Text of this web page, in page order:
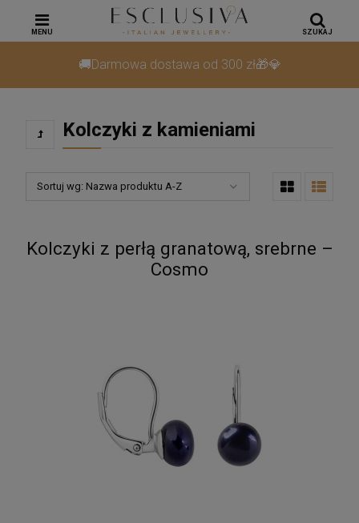
🚚Darmowa dostawa od 300 zł🎁💎
MENU SZUKAJ
Kolczyki z kamieniami
Sortuj wg: Nazwa produktu A-Z
Kolczyki z perłą granatową, srebrne –
Cosmo